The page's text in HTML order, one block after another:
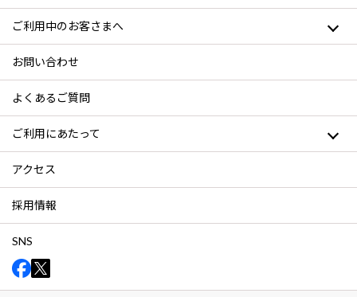
ご利用中のお客さまへ
お問い合わせ
よくあるご質問
ご利用にあたって
アクセス
採用情報
SNS